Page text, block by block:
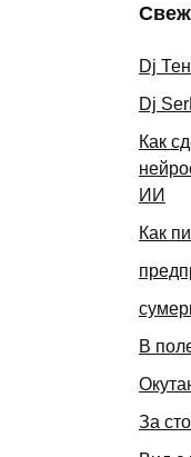
Dj
Dj
Как
ИИ
Как
В
За